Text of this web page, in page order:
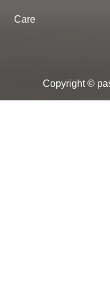
Care
Copyright ©